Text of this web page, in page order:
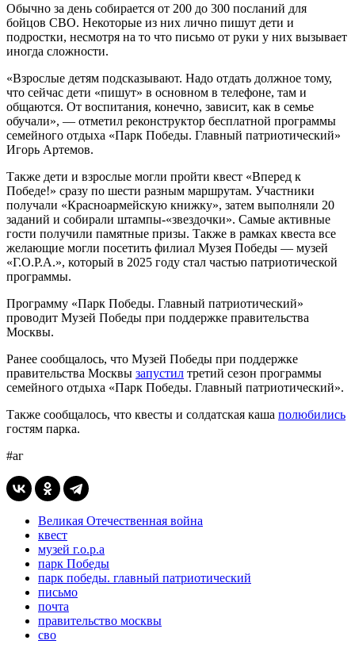
Обычно за день собирается от 200 до 300 посланий для
бойцов СВО. Некоторые из них лично пишут дети и
подростки, несмотря на то что письмо от руки у них вызывает
иногда сложности.
«Взрослые детям подсказывают. Надо отдать должное тому,
что сейчас дети «пишут» в основном в телефоне, там и
общаются. От воспитания, конечно, зависит, как в семье
обучали», — отметил реконструктор бесплатной программы
семейного отдыха «Парк Победы. Главный патриотический»
Игорь Артемов.
Также дети и взрослые могли пройти квест «Вперед к
Победе!» сразу по шести разным маршрутам. Участники
получали «Красноармейскую книжку», затем выполняли 20
заданий и собирали штампы-«звездочки». Самые активные
гости получили памятные призы. Также в рамках квеста все
желающие могли посетить филиал Музея Победы — музей
«Г.О.Р.А.», который в 2025 году стал частью патриотической
программы.
Программу «Парк Победы. Главный патриотический»
проводит Музей Победы при поддержке правительства
Москвы.
Ранее сообщалось, что Музей Победы при поддержке
правительства Москвы запустил третий сезон программы
семейного отдыха «Парк Победы. Главный патриотический».
Также сообщалось, что квесты и солдатская каша полюбились
гостям парка.
#аг
Великая Отечественная война
квест
музей г.о.р.а
парк Победы
парк победы. главный патриотический
письмо
почта
правительство москвы
сво